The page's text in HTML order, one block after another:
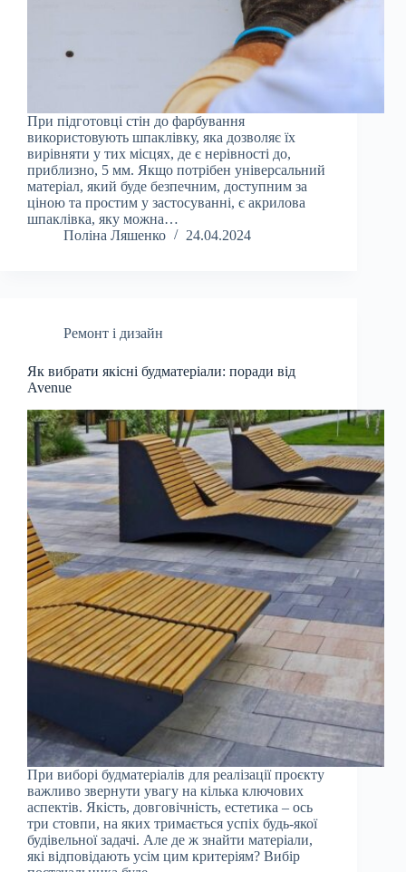
При підготовці стін до фарбування
використовують шпаклівку, яка дозволяє їх
вирівняти у тих місцях, де є нерівності до,
приблизно, 5 мм. Якщо потрібен універсальний
матеріал, який буде безпечним, доступним за
ціною та простим у застосуванні, є акрилова
шпаклівка, яку можна…
Поліна Ляшенко
24.04.2024
Ремонт і дизайн
Як вибрати якісні будматеріали: поради від
Avenuе
При виборі будматеріалів для реалізації проєкту
важливо звернути увагу на кілька ключових
аспектів. Якість, довговічність, естетика – ось
три стовпи, на яких тримається успіх будь-якої
будівельної задачі. Але де ж знайти матеріали,
які відповідають усім цим критеріям? Вибір